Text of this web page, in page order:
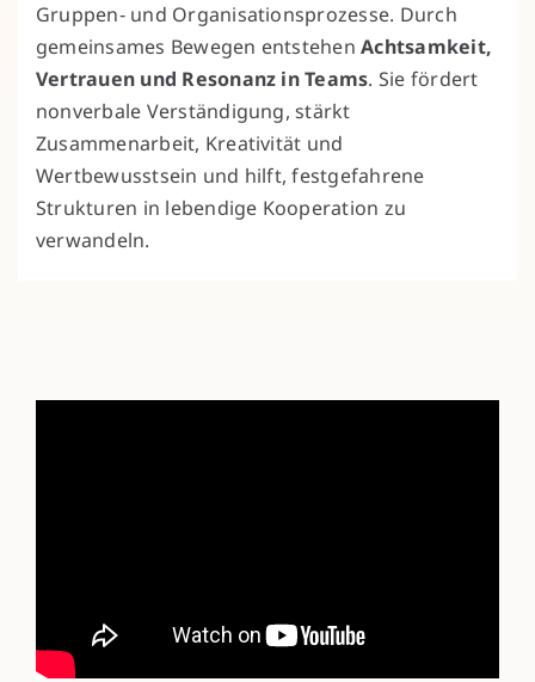
Gruppen‑ und Organisationsprozesse. Durch
gemeinsames Bewegen entstehenAchtsamkeit,
Vertrauen und Resonanz in Teams. Sie fördert
nonverbale Verständigung, stärkt
Zusammenarbeit, Kreativität und
Wertbewusstsein und hilft, festgefahrene
Strukturen in lebendige Kooperation zu
verwandeln.